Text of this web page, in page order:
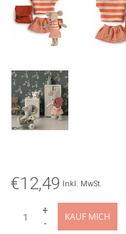
€12,49 Inkl. MwSt.
+
-
KAUF MICH